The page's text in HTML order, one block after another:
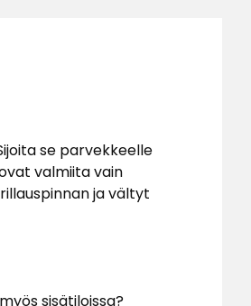
se parvekkeelle
valmiita vain
ja vältyt
sisätiloissa?